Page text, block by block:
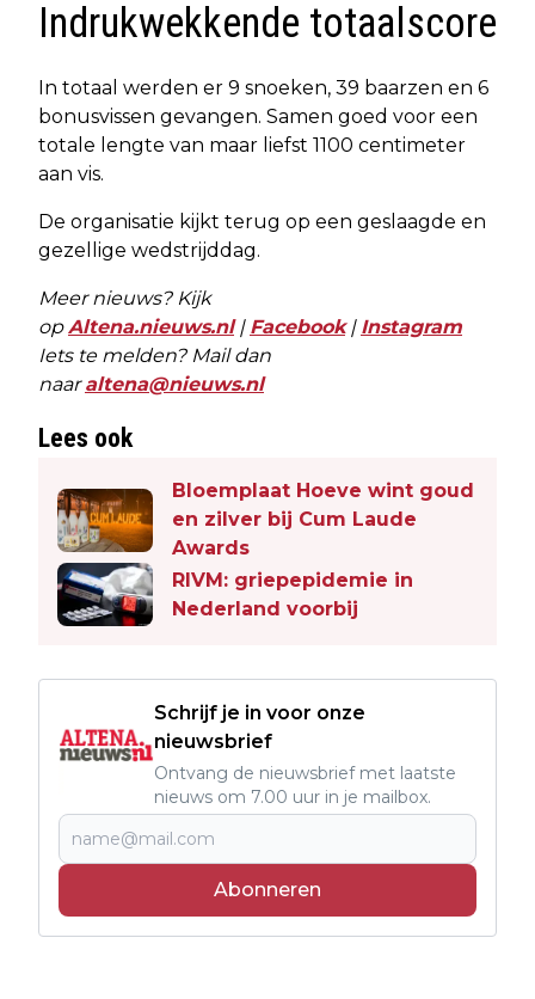
Indrukwekkende totaalscore
In totaal werden er 9 snoeken, 39 baarzen en 6
bonusvissen gevangen. Samen goed voor een
totale lengte van maar liefst 1100 centimeter
aan vis.
De organisatie kijkt terug op een geslaagde en
gezellige wedstrijddag.
Meer nieuws? Kijk
opAltena.nieuws.nl| Facebook| Instagram
Iets te melden? Mail dan
naaraltena@nieuws.nl
Lees ook
Bloemplaat Hoeve wint goud
en zilver bij Cum Laude
Awards
RIVM: griepepidemie in
Nederland voorbij
Schrijf je in voor onze
nieuwsbrief
Ontvang de nieuwsbrief met laatste
nieuws om 7.00 uur in je mailbox.
Abonneren